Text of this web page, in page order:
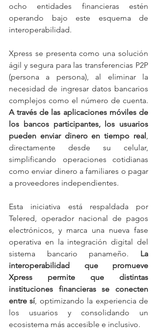
ocho entidades financieras estén
operando bajo este esquema de
interoperabilidad.
Xpress se presenta como una solución
ágil y segura para las transferencias P2P
(persona a persona), al eliminar la
necesidad de ingresar datos bancarios
A través de las aplicaciones móviles de
los bancos participantes, los usuarios
pueden enviar dinero en tiempo real ,
directamente desde su celular,
simplificando operaciones cotidianas
como enviar dinero a familiares o pagar
a proveedores independientes.
Esta iniciativa está respaldada por
Telered, operador nacional de pagos
electrónicos, y marca una nueva fase
operativa en la integración digital del
sistema bancario panameño. La
interoperabilidad que promueve
Xpress permite que distintas
instituciones financieras se conecten
entre sí, optimizando la experiencia de
los usuarios y consolidando un
ecosistema más accesible e inclusivo.